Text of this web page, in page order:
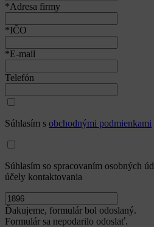
*Adresa firmy
*IČO
*E-mail
Telefón
Súhlasím s obchodnými podmienkami
Súhlasím so spracovaním osobných
účely kontaktovania
Ďakujeme, formulár bol odoslaný.
Formulár sa nepodarilo odoslať.